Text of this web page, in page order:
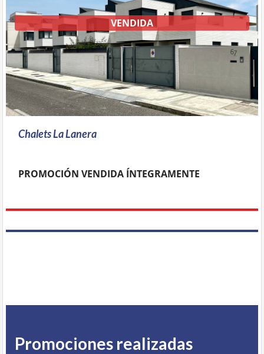
VENDIDA
Chalets La Lanera
PROMOCIÓN VENDIDA ÍNTEGRAMENTE
Promociones realizadas